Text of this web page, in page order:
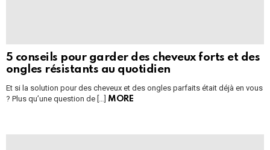
5 conseils pour garder des cheveux forts et des
ongles résistants au quotidien
Et si la solution pour des cheveux et des ongles parfaits était déjà en vous
? Plus qu’une question de […] MORE